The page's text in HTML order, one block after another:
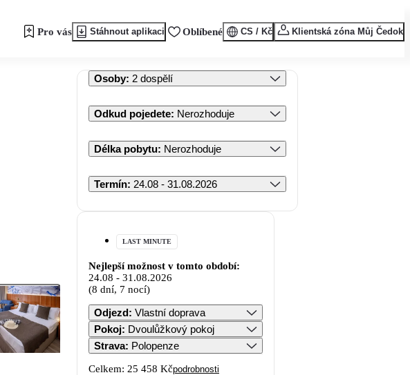
Pro vás Stáhnout aplikaci Oblíbené CS / Kč Klientská zóna Můj Čedok
Osoby: 2 dospělí
Odkud pojedete: Nerozhoduje
Délka pobytu: Nerozhoduje
Termín: 24.08 - 31.08.2026
LAST MINUTE
Nejlepší možnost v tomto období:
24.08 - 31.08.2026
(8 dní, 7 nocí)
Odjezd: Vlastní doprava
Pokoj: Dvoulůžkový pokoj
Strava: Polopenze
Celkem: 25 458 Kčpodrobnosti